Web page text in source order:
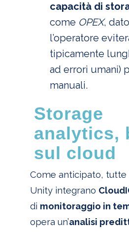
capacità di
come OPEX,
l’operatore
tipicamente
ad errori umani)
manuali.
Storage
analytics,
sul cloud
Come anticipato, tutte
Unity integrano
di monitoraggio in
opera un’analisi